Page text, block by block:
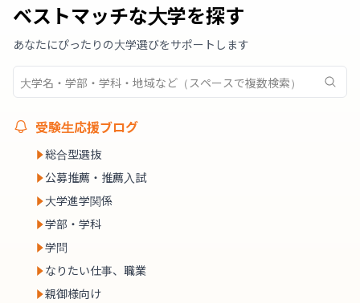
ベストマッチな大学を探す
あなたにぴったりの大学選びをサポートします
受験生応援ブログ
総合型選抜
公募推薦・推薦入試
大学進学関係
学部・学科
学問
なりたい仕事、職業
親御様向け